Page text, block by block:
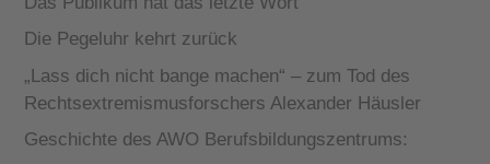
Die Pegeluhr kehrt zurück
„Lass dich nicht bange machen“ – zum Tod des
Rechtsextremismusforschers Alexander Häusler
Geschichte des AWO Berufsbildungszentrums: